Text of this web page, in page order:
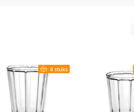
8 stuks